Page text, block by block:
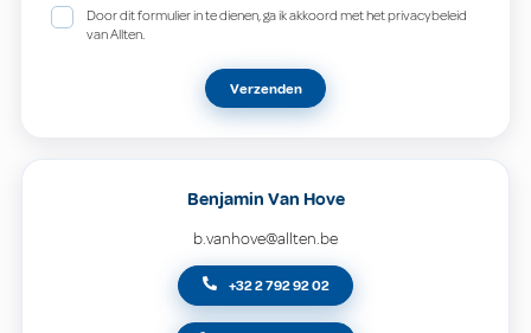
Door dit formulier in te dienen, ga ik akkoord met het privacybeleid
van Allten.
Verzenden
Benjamin Van Hove
b.vanhove@allten.be
+32 2 792 92 02